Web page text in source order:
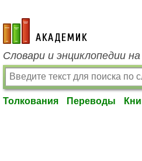
academic.ru
Словари и энциклопедии
Толкования Переводы